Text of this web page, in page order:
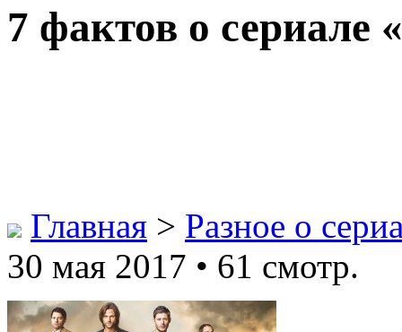
7 фактов о сериале
Главная > Разное о
30 мая 2017 • 61 смотр.